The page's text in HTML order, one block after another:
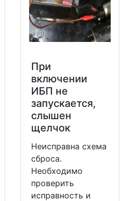
При
включении
ИБП не
запускается,
слышен
щелчок
Неисправна схема
сброса.
Необходимо
проверить
исправность и